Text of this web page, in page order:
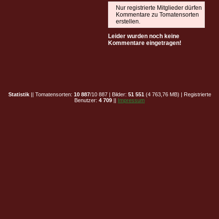
Nur registrierte Mitglieder dürfen
Kommentare zu Tomatensorten
erstellen.
Leider wurden noch keine
Kommentare eingetragen!
Statistik|| Tomatensorten: 10 887/10 887 | Bilder: 51 551 (4 763,76 MB) | Registrierte
Benutzer: 4 709 || Impressum